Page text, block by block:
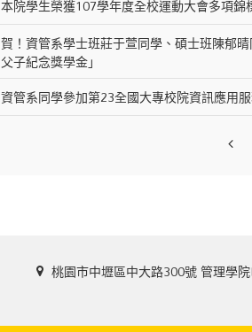
本院學生榮獲107學年度全校運動大會多項錦
賀！資管系學士班莊于萱同學、碩士班陳郁
父子紀念獎學金」
資管系同學參加第23全國大專校院資訊應用
桃園市中壢區中大路300號 管理學